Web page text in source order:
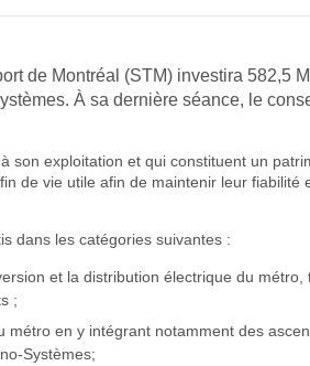
de Montréal (STM) investira 582,5
À sa dernière séance, le
son exploitation et qui constituent un
de vie utile afin de maintenir leur
dans les catégories suivantes :
et la distribution électrique du
;
en y intégrant notamment des
Systèmes;